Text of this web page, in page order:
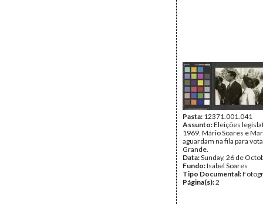
Pasta: 12371.001.041
Assunto:Eleições
1969. Mário Soares e
aguardam na fila para
Grande.
Data:Sunday, 26 de
Fundo:Isabel Soares
Tipo Documental:
Página(s):2